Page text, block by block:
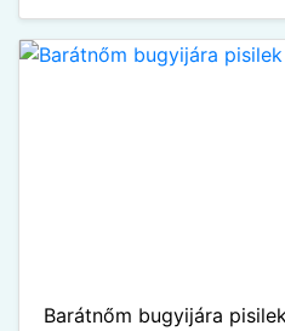
Barátnőm bugyijára